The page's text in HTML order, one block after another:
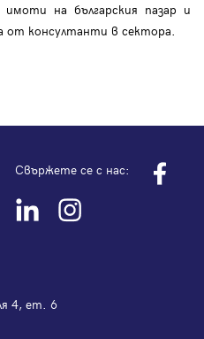
на българския пазар и
от консултанти в сектора.
Свържете се с нас:
4, ет. 6